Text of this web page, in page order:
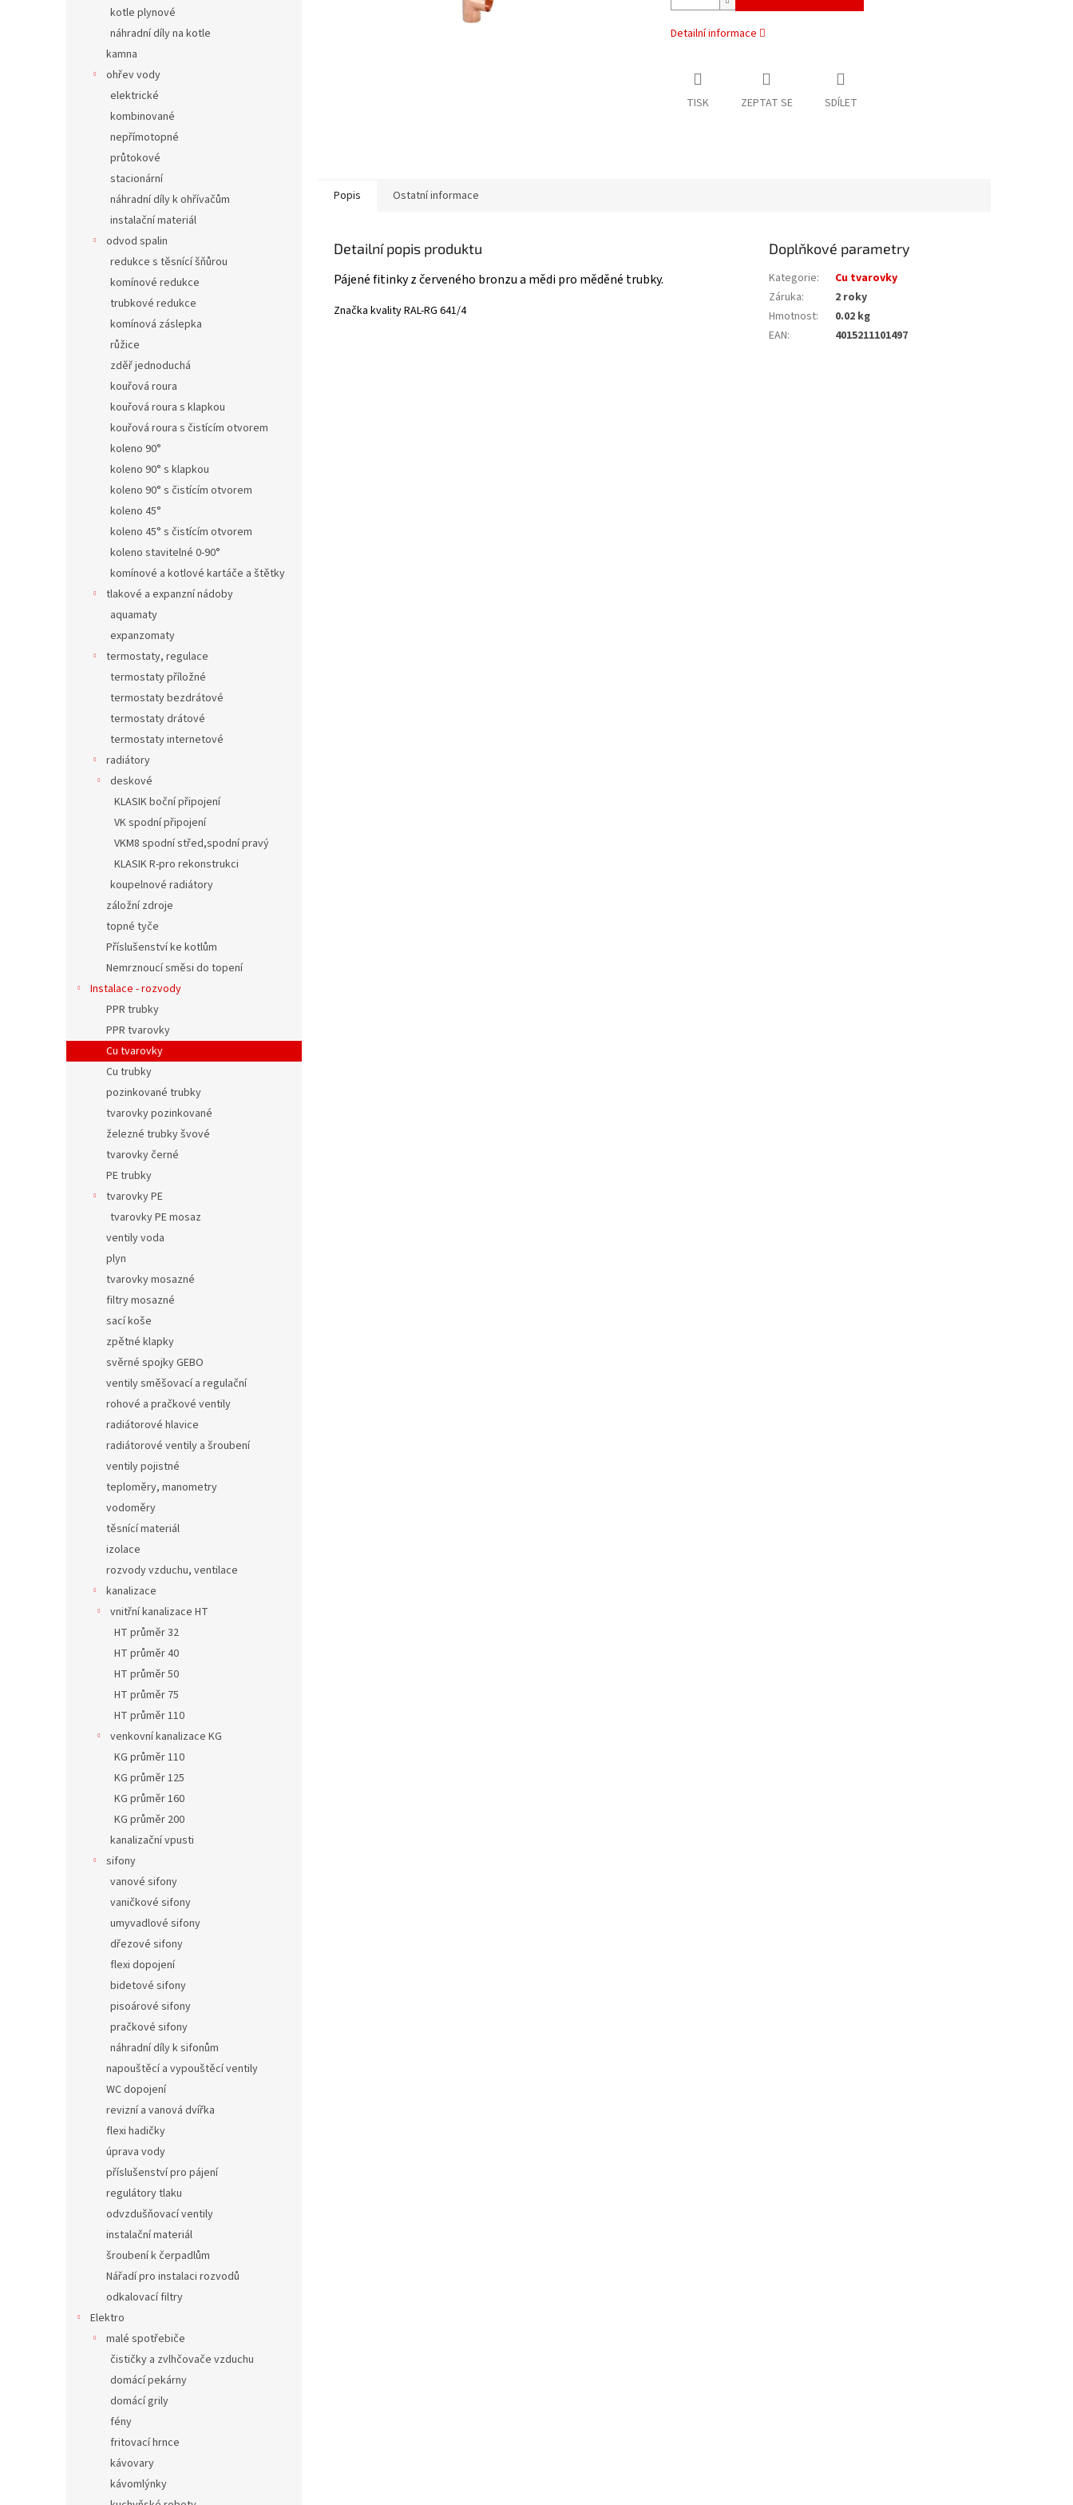
kotle plynové
náhradní díly na kotle
kamna
ohřev vody
elektrické
kombinované
nepřímotopné
průtokové
stacionární
náhradní díly k ohřívačům
instalační materiál
odvod spalin
redukce s těsnící šňůrou
komínové redukce
trubkové redukce
komínová záslepka
růžice
zděř jednoduchá
kouřová roura
kouřová roura s klapkou
kouřová roura s čistícím otvorem
koleno 90°
koleno 90° s klapkou
koleno 90° s čistícím otvorem
koleno 45°
koleno 45° s čistícím otvorem
koleno stavitelné 0-90°
komínové a kotlové kartáče a štětky
tlakové a expanzní nádoby
aquamaty
expanzomaty
termostaty, regulace
termostaty příložné
termostaty bezdrátové
termostaty drátové
termostaty internetové
radiátory
deskové
KLASIK boční připojení
VK spodní připojení
VKM8 spodní střed,spodní pravý
KLASIK R-pro rekonstrukci
koupelnové radiátory
záložní zdroje
topné tyče
Příslušenství ke kotlům
Nemrznoucí směsi do topení
Instalace - rozvody
PPR trubky
PPR tvarovky
Cu tvarovky
Cu trubky
pozinkované trubky
tvarovky pozinkované
železné trubky švové
tvarovky černé
PE trubky
tvarovky PE
tvarovky PE mosaz
ventily voda
plyn
tvarovky mosazné
filtry mosazné
sací koše
zpětné klapky
svěrné spojky GEBO
ventily směšovací a regulační
rohové a pračkové ventily
radiátorové hlavice
radiátorové ventily a šroubení
ventily pojistné
teploměry, manometry
vodoměry
těsnící materiál
izolace
rozvody vzduchu, ventilace
kanalizace
vnitřní kanalizace HT
HT průměr 32
HT průměr 40
HT průměr 50
HT průměr 75
HT průměr 110
venkovní kanalizace KG
KG průměr 110
KG průměr 125
KG průměr 160
KG průměr 200
kanalizační vpusti
sifony
vanové sifony
vaničkové sifony
umyvadlové sifony
dřezové sifony
flexi dopojení
bidetové sifony
pisoárové sifony
pračkové sifony
náhradní díly k sifonům
napouštěcí a vypouštěcí ventily
WC dopojení
revizní a vanová dvířka
flexi hadičky
úprava vody
příslušenství pro pájení
regulátory tlaku
odvzdušňovací ventily
instalační materiál
šroubení k čerpadlům
Nářadí pro instalaci rozvodů
odkalovací filtry
Elektro
malé spotřebiče
čističky a zvlhčovače vzduchu
domácí pekárny
domácí grily
fény
fritovací hrnce
kávovary
kávomlýnky
Detailní informace
TISK ZEPTAT SE SDÍLET
Popis Ostatní informace
Detailní popis produktu
Pájené fitinky z červeného bronzu a mědi pro měděné trubky.
Značka kvality RAL-​RG 641/4
Doplňkové parametry
Kategorie:
Cu tvarovky
Záruka:
2 roky
Hmotnost:
0.02 kg
EAN: 4015211101497